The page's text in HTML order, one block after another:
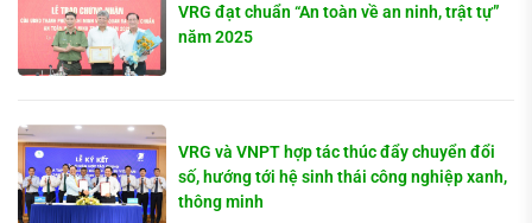
VRG đạt chuẩn “An toàn về an ninh, trật tự”
năm 2025
VRG và VNPT hợp tác thúc đẩy chuyển đổi
số, hướng tới hệ sinh thái công nghiệp xanh,
thông minh